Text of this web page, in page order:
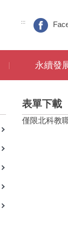
:::
永續發
表單下載
僅限北科教